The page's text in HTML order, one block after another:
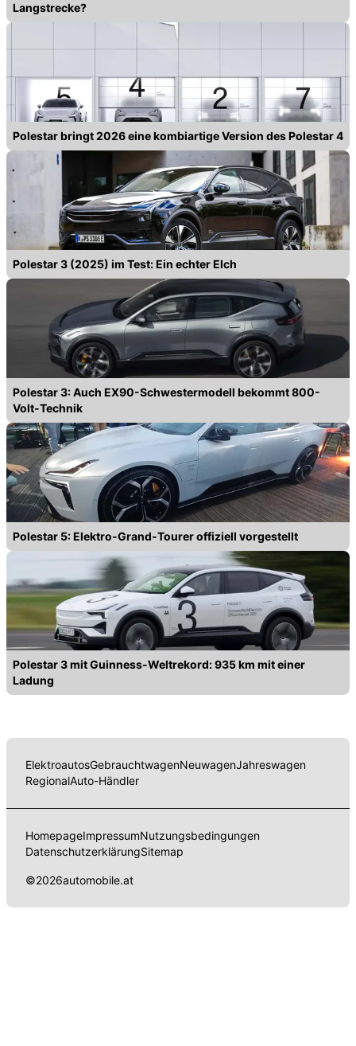
Langstrecke?
Polestar bringt 2026 eine kombiartige Version des Polestar 4
Polestar 3 (2025) im Test: Ein echter Elch
Polestar 3: Auch EX90-Schwestermodell bekommt 800-
Volt-Technik
Polestar 5: Elektro-Grand-Tourer offiziell vorgestellt
Polestar 3 mit Guinness-Weltrekord: 935 km mit einer
Ladung
ElektroautosGebrauchtwagenNeuwagenJahreswagen
RegionalAuto-Händler
HomepageImpressumNutzungsbedingungen
DatenschutzerklärungSitemap
©2026automobile.at